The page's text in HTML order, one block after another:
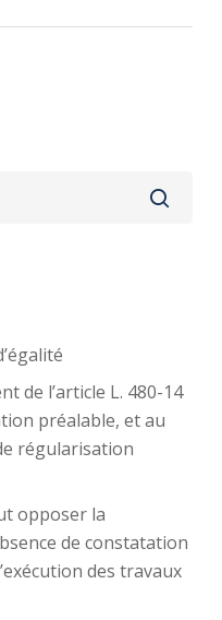
de l’article L. 480-14
préalable, et au
régularisation
opposer la
de constatation
des travaux